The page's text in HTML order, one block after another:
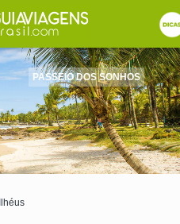
PASSEIO DOS SONHOS